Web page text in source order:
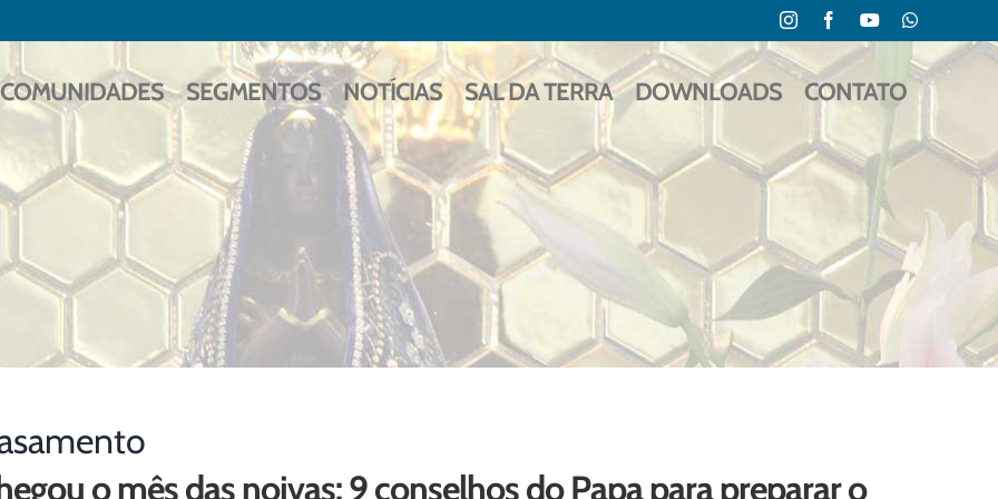
InstagramFacebookYouTubeWhatsApp
COMUNIDADES SEGMENTOS NOTÍCIAS SAL DA TERRA DOWNLOADS CONTATO
o mês das noivas: 9 conselhos do Papa para preparar o